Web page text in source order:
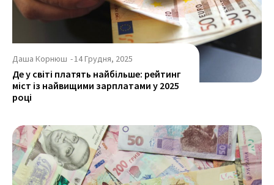
Даша Корнюш -14 Грудня, 2025
Де у світі платять найбільше: рейтинг
міст із найвищими зарплатами у 2025
році